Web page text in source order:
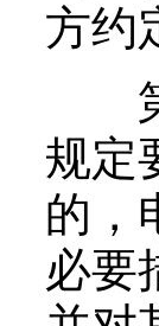
方约
第
规定
的，
必要